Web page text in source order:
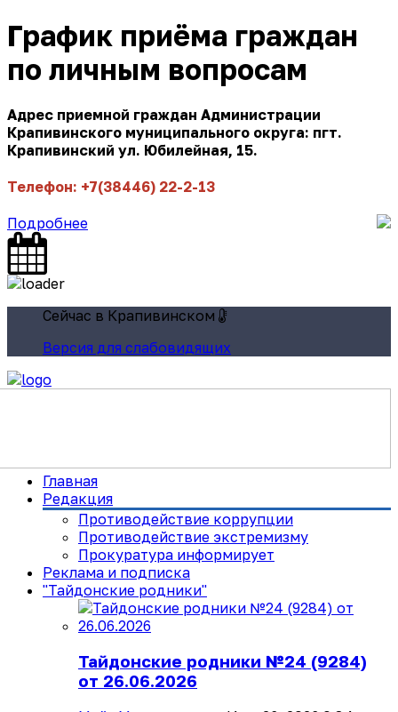
График приёма граждан
по личным вопросам
Адрес приемной граждан Администрации
Крапивинского муниципального округа: пгт.
Крапивинский ул. Юбилейная, 15.
Телефон: +7(38446) 22-2-13
Подробнее
Сейчас в Крапивинском
Версия для слабовидящих
Главная
Редакция
Противодействие коррупции
Противодействие экстремизму
Прокуратура информирует
Реклама и подписка
"Тайдонские родники"
Тайдонские родники №24 (9284)
от 26.06.2026